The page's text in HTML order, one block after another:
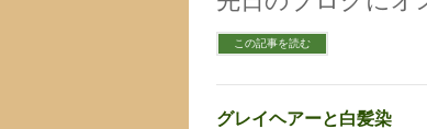
この記事を読む
グレイヘアーと白髪染